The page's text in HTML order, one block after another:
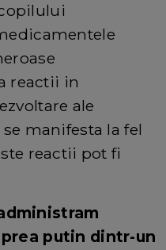
reactii in
ale
manifesta la fel
reactii pot fi
putin dintr-un